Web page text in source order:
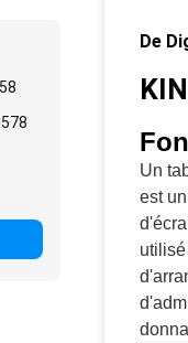
De
Un
est